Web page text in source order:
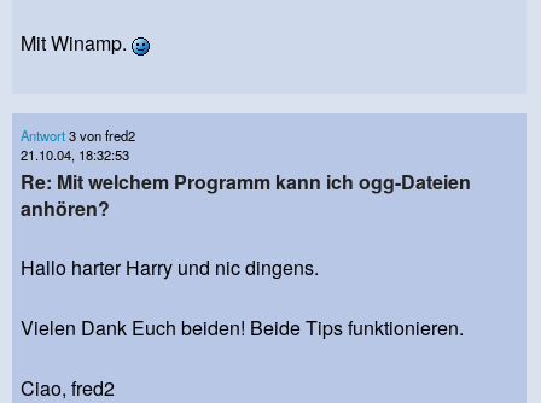
Mit Winamp.
Antwort3 von fred2
21.10.04, 18:32:53
Re: Mit welchem Programm kann ich ogg-Dateien
anhören?
Hallo harter Harry und nic dingens.
Vielen Dank Euch beiden! Beide Tips funktionieren.
Ciao, fred2